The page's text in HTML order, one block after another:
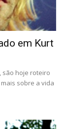
em Kurt
são hoje roteiro
sobre a vida